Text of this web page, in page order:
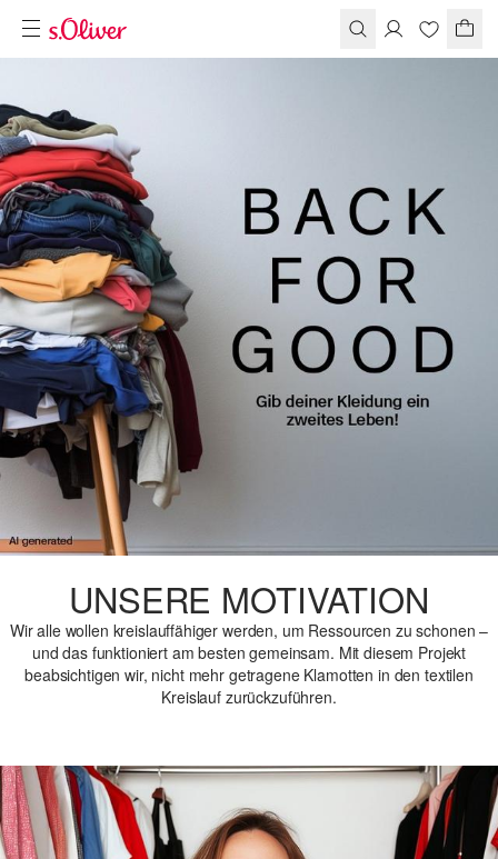
UNSERE MOTIVATION
Wir alle wollen kreislauffähiger werden, um Ressourcen zu schonen –
und das funktioniert am besten gemeinsam. Mit diesem Projekt
beabsichtigen wir, nicht mehr getragene Klamotten in den textilen
Kreislauf zurückzuführen.